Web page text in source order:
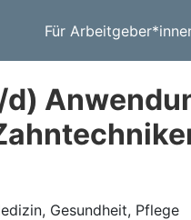
Für
Gesundheit, Pflege